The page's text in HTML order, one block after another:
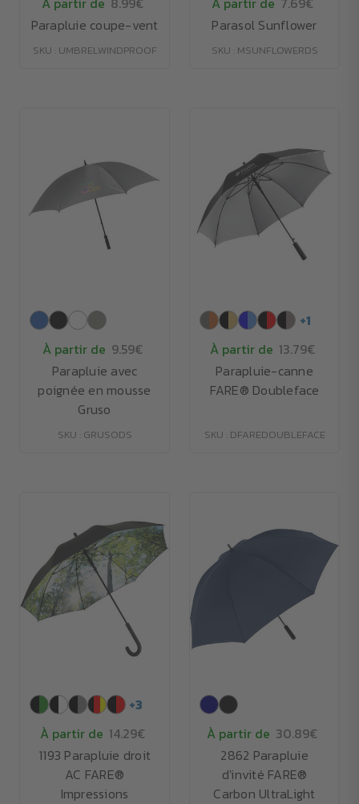
Parapluie coupe-vent
SKU : UMBRELWINDPROOF
Parasol Sunflower
SKU : MSUNFLOWERDS
À partir de 9.59€
Parapluie avec
poignée en mousse
Gruso
SKU : GRUSODS
+1
À partir de 13.79€
Parapluie-canne
FARE® Doubleface
SKU : DFAREDOUBLEFACE
+3
À partir de 14.29€
1193 Parapluie droit
AC FARE®
Impressions
À partir de 30.89€
2862 Parapluie
d'invité FARE®
Carbon UltraLight